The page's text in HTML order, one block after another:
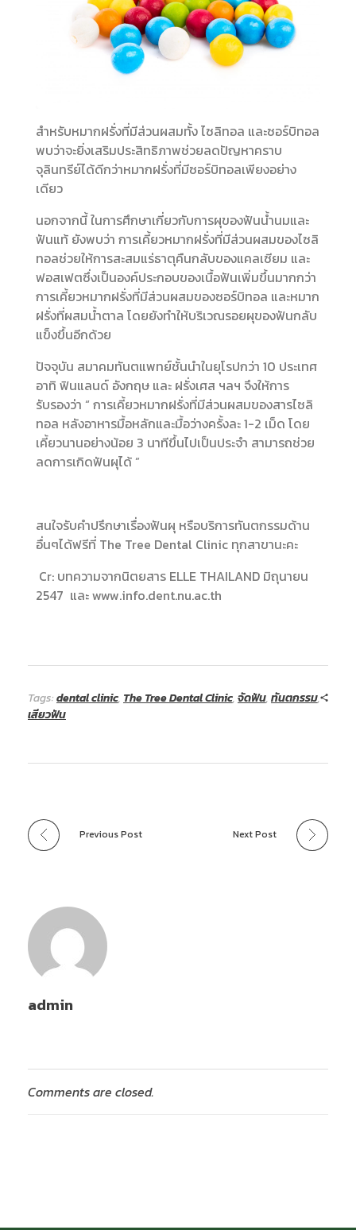
สำหรับหมากฝรั่งที่มีส่วนผสมทั้ง ไซลิทอล และซอร์บิทอล
พบว่าจะยิ่งเสริมประสิทธิภาพช่วยลดปัญหาคราบ
จุลินทรีย์ได้ดีกว่าหมากฝรั่งที่มีซอร์บิทอลเพียงอย่าง
เดียว
นอกจากนี้ ในการศึกษาเกี่ยวกับการผุของฟันน้ำนมและ
ฟันแท้ ยังพบว่า การเคี้ยวหมากฝรั่งที่มีส่วนผสมของไซลิ
ทอลช่วยให้การสะสมแร่ธาตุคืนกลับของแคลเซียม และ
ฟอสเฟตซึ่งเป็นองค์ประกอบของเนื้อฟันเพิ่มขึ้นมากกว่า
การเคี้ยวหมากฝรั่งที่มีส่วนผสมของซอร์บิทอล และหมาก
ฝรั่งที่ผสมน้ำตาล โดยยังทำให้บริเวณรอยผุของฟันกลับ
แข็งขึ้นอีกด้วย
ปัจจุบัน สมาคมทันตแพทย์ชั้นนำในยุโรปกว่า 10 ประเทศ
อาทิ ฟินแลนด์ อังกฤษ และ ฝรั่งเศส ฯลฯ จึงให้การ
รับรองว่า “ การเคี้ยวหมากฝรั่งที่มีส่วนผสมของสารไซลิ
ทอล หลังอาหารมื้อหลักและมื้อว่างครั้งละ 1-2 เม็ด โดย
เคี้ยวนานอย่างน้อย 3 นาทีขึ้นไปเป็นประจำ สามารถช่วย
ลดการเกิดฟันผุได้ ”
สนใจรับคำปรึกษาเรื่องฟันผุ หรือบริการทันตกรรมด้าน
อื่นๆได้ฟรีที่ The Tree Dental Clinic ทุกสาขานะคะ
Cr: บทความจากนิตยสาร ELLE THAILAND มิถุนายน
2547 และ www.info.dent.nu.ac.th
Tags:dental clinic, The Tree Dental Clinic,จัดฟัน,ทันตกรรม,
เสียวฟัน
Previous Post Next Post
admin
Comments are closed.